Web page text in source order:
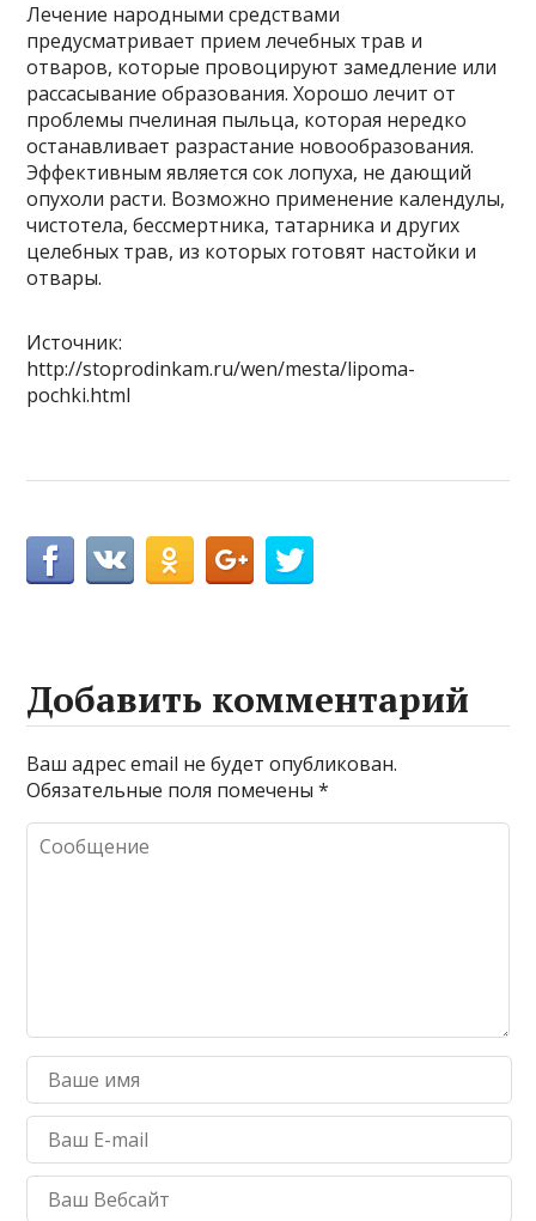
Лечение народными средствами
предусматривает прием лечебных трав и
отваров, которые провоцируют замедление или
рассасывание образования. Хорошо лечит от
проблемы пчелиная пыльца, которая нередко
останавливает разрастание новообразования.
Эффективным является сок лопуха, не дающий
опухоли расти. Возможно применение календулы,
чистотела, бессмертника, татарника и других
целебных трав, из которых готовят настойки и
отвары.
Источник:
http://stoprodinkam.ru/wen/mesta/lipoma-
pochki.html
Добавить комментарий
Ваш адрес email не будет опубликован.
Обязательные поля помечены*